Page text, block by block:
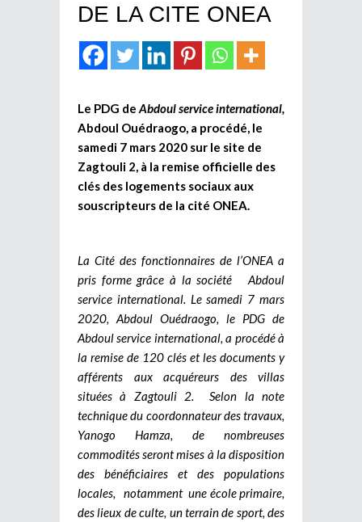
DE LA CITE ONEA
Le PDG de Abdoul service international,
Abdoul Ouédraogo, a procédé, le
samedi 7 mars 2020 sur le site de
Zagtouli 2, à la remise officielle des
clés des logements sociaux aux
souscripteurs de la cité ONEA.
La Cité des fonctionnaires de l’ONEA a
pris forme grâce à la société Abdoul
service international. Le samedi 7 mars
2020, Abdoul Ouédraogo, le PDG de
Abdoul service international, a procédé à
la remise de 120 clés et les documents y
afférents aux acquéreurs des villas
situées à Zagtouli 2. Selon la note
technique du coordonnateur des travaux,
Yanogo Hamza, de nombreuses
commodités seront mises à la disposition
des bénéficiaires et des populations
locales, notamment une école primaire,
des lieux de culte, un terrain de sport, des